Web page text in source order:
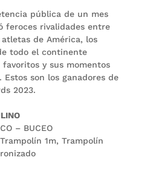
pública de un mes
feroces rivalidades entre
de América, los
todo el continente
y sus momentos
son los ganadores de
2023.
– BUCEO
1m, Trampolín